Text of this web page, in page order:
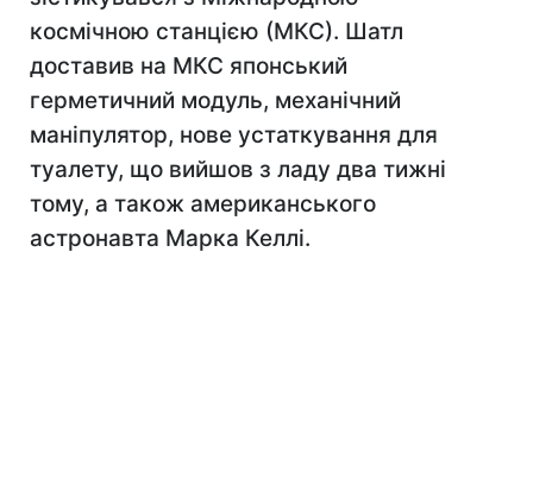
космічною станцією (МКС). Шатл
доставив на МКС японський
герметичний модуль, механічний
маніпулятор, нове устаткування для
туалету, що вийшов з ладу два тижні
тому, а також американського
астронавта Марка Келлі.